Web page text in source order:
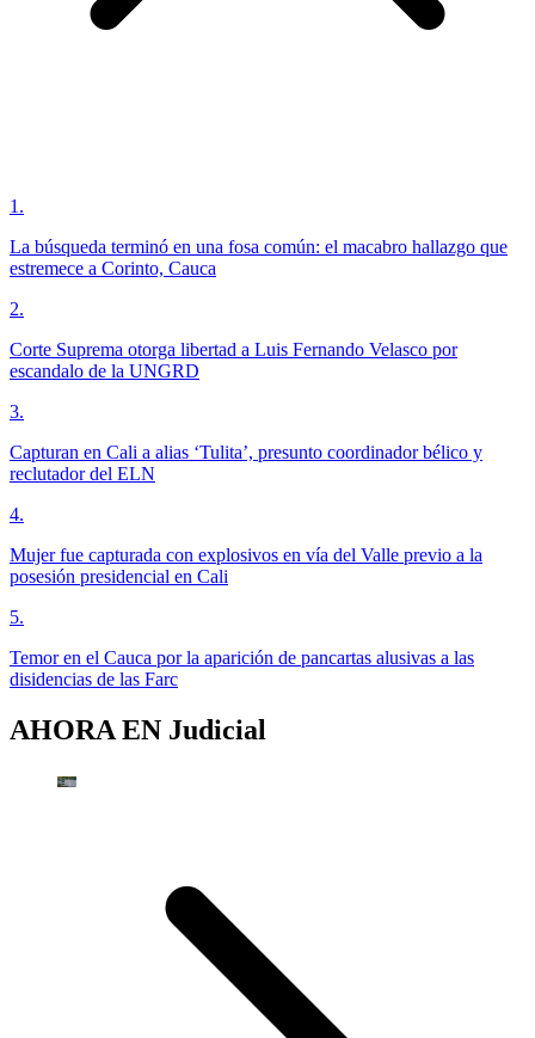
1 .
La búsqueda terminó en una fosa común: el macabro hallazgo que
estremece a Corinto, Cauca
2.
Corte Suprema otorga libertad a Luis Fernando Velasco por
escandalo de la UNGRD
3.
Capturan en Cali a alias ‘Tulita’, presunto coordinador bélico y
reclutador del ELN
4.
Mujer fue capturada con explosivos en vía del Valle previo a la
posesión presidencial en Cali
5.
Temor en el Cauca por la aparición de pancartas alusivas a las
disidencias de las Farc
AHORA EN Judicial